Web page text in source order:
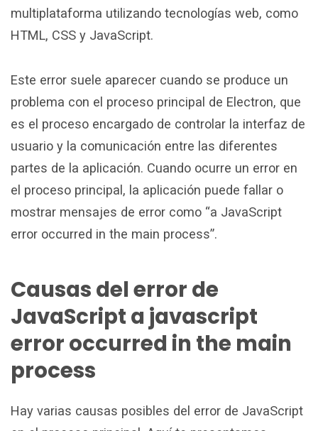
multiplataforma utilizando tecnologías web, como
HTML, CSS y JavaScript.
Este error suele aparecer cuando se produce un
problema con el proceso principal de Electron, que
es el proceso encargado de controlar la interfaz de
usuario y la comunicación entre las diferentes
partes de la aplicación. Cuando ocurre un error en
el proceso principal, la aplicación puede fallar o
mostrar mensajes de error como “a JavaScript
error occurred in the main process”.
Causas del error de
JavaScript a javascript
error occurred in the main
process
Hay varias causas posibles del error de JavaScript